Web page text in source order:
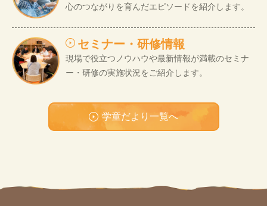
心のつながりを育んだエピソードを紹介します。
セミナー・研修情報
現場で役立つノウハウや最新情報が満載のセミナ
ー・研修の実施状況をご紹介します。
学童だより一覧へ